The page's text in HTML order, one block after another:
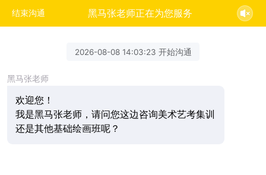
结束沟通 黑马张老师正在为您服务
2026-08-08 14:03:23 开始沟通
黑马张老师
欢迎您！
我是黑马张老师，请问您这边咨询美术艺考集训
还是其他基础绘画班呢？